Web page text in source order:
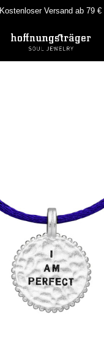
Kostenloser Versand ab 79 €